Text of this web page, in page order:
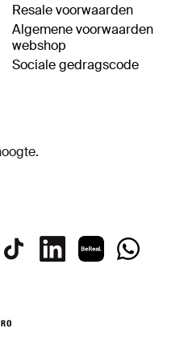
Resale voorwaarden
Algemene voorwaarden
webshop
Sociale gedragscode